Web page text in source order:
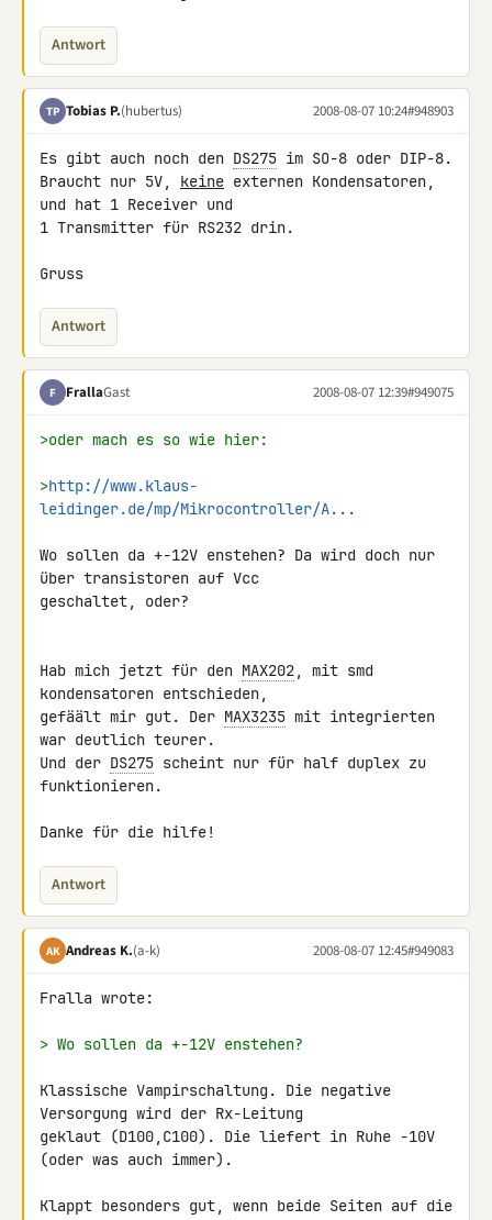
Antwort
TP Tobias P.(hubertus) 2008-08-07 10:24#948903
Es gibt auch noch den DS275 im SO-8 oder DIP-8.
Braucht nur 5V, keine externen Kondensatoren,
und hat 1 Receiver und
1 Transmitter für RS232 drin.
Gruss
Antwort
F FrallaGast 2008-08-07 12:39#949075
>oder mach es so wie hier:
>http://www.klaus-
leidinger.de/mp/Mikrocontroller/A...
Wo sollen da +-12V enstehen? Da wird doch nur
über transistoren auf Vcc
geschaltet, oder?
Hab mich jetzt für den MAX202, mit smd
kondensatoren entschieden,
gefäält mir gut. Der MAX3235 mit integrierten
war deutlich teurer.
Und der DS275 scheint nur für half duplex zu
funktionieren.
Danke für die hilfe!
Antwort
AK Andreas K.(a-k) 2008-08-07 12:45#949083
Fralla wrote:
> Wo sollen da +-12V enstehen?
Klassische Vampirschaltung. Die negative
Versorgung wird der Rx-Leitung
geklaut (D100,C100). Die liefert in Ruhe -10V
(oder was auch immer).
Klappt besonders gut, wenn beide Seiten auf die